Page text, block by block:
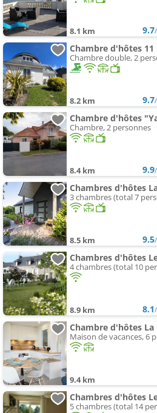
8.1 km 9.7
Chambre d'hôtes
Chambre double, 2
8.2 km 9.7
Chambre, 2 personnes
8.4 km 9.9
Chambres d'hôtes
3 chambres (total 7
8.5 km 9.5
Chambres d'hôtes
4 chambres (total 10
8.9 km 8.1
Maison de vacances, 6
9.4 km
Chambres d'hôtes
5 chambres (total 14